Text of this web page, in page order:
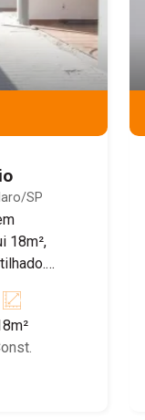
SP
18m²,